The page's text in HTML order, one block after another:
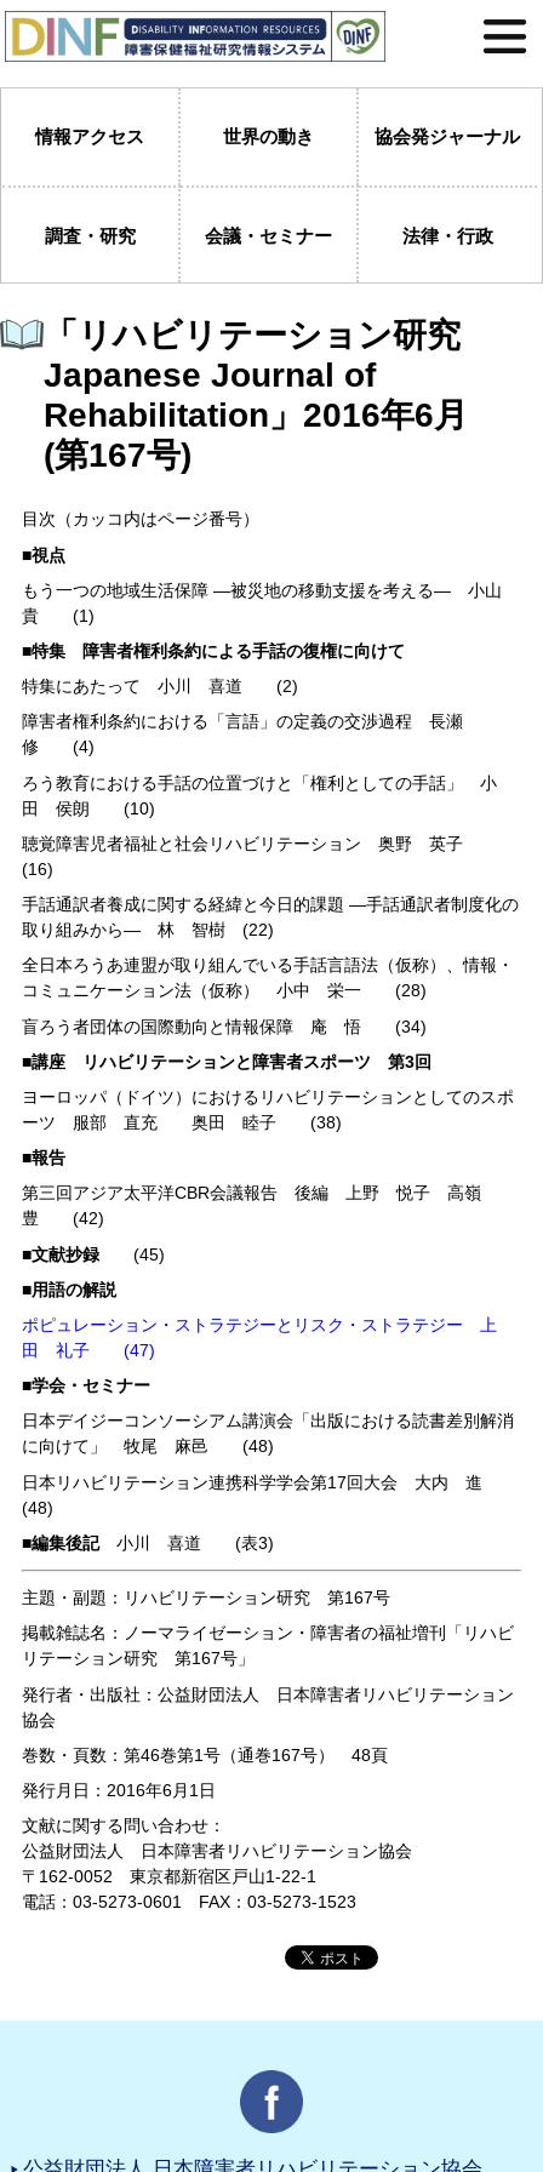
情報アクセス 世界の動き 協会発ジャーナル
調査・研究 会議・セミナー 法律・行政
「リハビリテーション研究
Japanese Journal of
Rehabilitation」2016年6月
(第167号)
目次（カッコ内はページ番号）
■視点
もう一つの地域生活保障 ―被災地の移動支援を考える― 小山
貴 (1)
■特集 障害者権利条約による手話の復権に向けて
特集にあたって 小川 喜道 (2)
障害者権利条約における「言語」の定義の交渉過程 長瀬
修 (4)
ろう教育における手話の位置づけと「権利としての手話」 小
田 侯朗 (10)
聴覚障害児者福祉と社会リハビリテーション 奥野 英子
(16)
手話通訳者養成に関する経緯と今日的課題 ―手話通訳者制度化の
取り組みから― 林 智樹 (22)
全日本ろうあ連盟が取り組んでいる手話言語法（仮称）、情報・
コミュニケーション法（仮称） 小中 栄一 (28)
盲ろう者団体の国際動向と情報保障 庵 悟 (34)
■講座 リハビリテーションと障害者スポーツ 第3回
ヨーロッパ（ドイツ）におけるリハビリテーションとしてのスポ
ーツ 服部 直充 奥田 睦子 (38)
■報告
第三回アジア太平洋CBR会議報告 後編 上野 悦子 高嶺
豊 (42)
■文献抄録(45)
■用語の解説
ポピュレーション・ストラテジーとリスク・ストラテジー 上
田 礼子 (47)
■学会・セミナー
日本デイジーコンソーシアム講演会「出版における読書差別解消
に向けて」 牧尾 麻邑 (48)
日本リハビリテーション連携科学学会第17回大会 大内 進
(48)
■編集後記小川 喜道 (表3)
主題・副題：リハビリテーション研究 第167号
掲載雑誌名：ノーマライゼーション・障害者の福祉増刊「リハビ
リテーション研究 第167号」
発行者・出版社：公益財団法人 日本障害者リハビリテーション
協会
巻数・頁数：第46巻第1号（通巻167号） 48頁
発行月日：2016年6月1日
文献に関する問い合わせ：
公益財団法人 日本障害者リハビリテーション協会
〒162-0052 東京都新宿区戸山1-22-1
電話：03-5273-0601 FAX：03-5273-1523